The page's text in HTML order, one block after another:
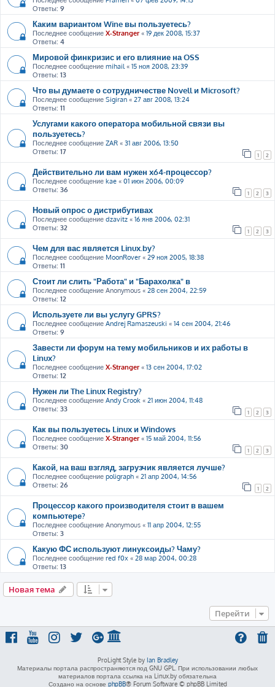
Ответы: 9
Каким вариантом Wine вы пользуетесь?
Последнее сообщение X-Stranger« 19 дек 2008, 15:37
Ответы: 4
Мировой финкризис и его влияние на OSS
Последнее сообщение mihail« 15 ноя 2008, 23:39
Ответы: 13
Что вы думаете о сотрудничестве Novell и Microsoft?
Последнее сообщение Sigiran « 27 авг 2008, 13:24
Ответы: 11
Услугами какого оператора мобильной связи вы
пользуетесь?
Последнее сообщение ZAR « 31 авг 2006, 13:50
Ответы: 17 1 2
Действительно ли вам нужен x64-процессор?
Последнее сообщение kae « 01 июн 2006, 00:09
Ответы: 36 1 2 3
Новый опрос о дистрибутивах
Последнее сообщение dzavitz « 16 янв 2006, 02:31
Ответы: 32 1 2 3
Чем для вас является Linux.by?
Последнее сообщение MoonRover « 29 ноя 2005, 18:38
Ответы: 11
Стоит ли слить "Работа" и "Барахолка" в
Последнее сообщение Anonymous « 28 сен 2004, 22:59
Ответы: 12
Используете ли вы услугу GPRS?
Последнее сообщение Andrej Ramaszeuski « 14 сен 2004, 21:46
Ответы: 9
Завести ли форум на тему мобильников и их работы в
Linux?
Последнее сообщение X-Stranger« 13 сен 2004, 17:02
Ответы: 12
Нужен ли The Linux Registry?
Последнее сообщение Andy Crook « 21 июн 2004, 11:48
Ответы: 33 1 2 3
Как вы пользуетесь Linux и Windows
Последнее сообщение X-Stranger« 15 май 2004, 11:56
Ответы: 30 1 2 3
Какой, на ваш взгляд, загрузчик является лучше?
Последнее сообщение poligraph « 21 апр 2004, 14:56
Ответы: 26 1 2
Процессор какого производителя стоит в вашем
компьютере?
Последнее сообщение Anonymous « 11 апр 2004, 12:55
Ответы: 3
Какую ФС используют линуксоиды? Чаму?
Последнее сообщение red f0x « 28 мар 2004, 00:28
Ответы: 13
Новая тема
Перейти
ProLight Style by Ian Bradley
Материалы портала распространяются под GNU GPL. При использовании любых
материалов портала ссылка на Linux.by обязательна
Создано на основе phpBB® Forum Software © phpBB Limited